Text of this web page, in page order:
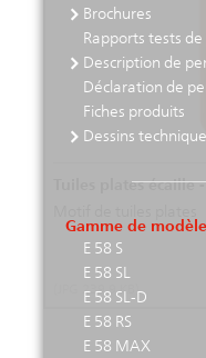
Brochures
Rapports tests
Description de
Déclaration de
Fiches produits
Dessins
Gamme de
E 58 S
E 58 SL
E 58 SL-D
E 58 RS
E 58 MAX
Tuiles plates
(JPG 239.9 KB)